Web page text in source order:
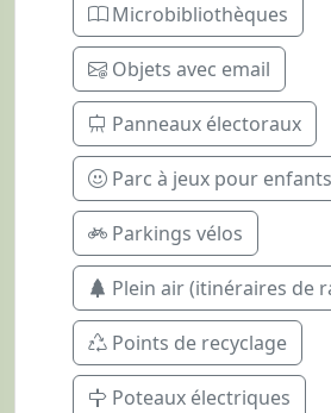
Microbibliothèques
Objets avec email
Panneaux électoraux
Parc à jeux pour enfants
Parkings vélos
Plein air (itinéraires de
Points de recyclage
Poteaux électriques